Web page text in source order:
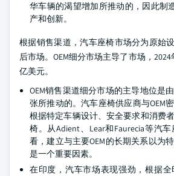
华车辆的渴望增加所推动的，因此制
产和创新。
根据销售渠道，汽车座椅市场分为原始
后市场。OEM细分市场主导了市场，
亿美元。
OEM销售渠道细分市场的主导地位是
张所推动的。汽车座椅供应商与OEM
根据特定车辆设计、安全要求和消费
椅。从Adient、Lear和Faurecia等汽
看，建立与主要OEM的长期关系以为
是一个重要因素。
在印度，汽车市场表现强劲，根据